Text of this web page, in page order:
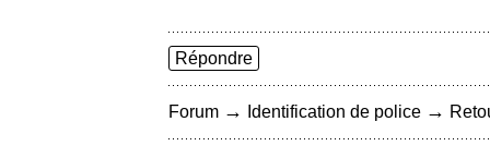
Répondre
Forum → Identification de police →